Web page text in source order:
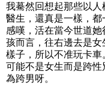
我驀然回想起那些以
醫生，還真是一樣，
感嘆，活在當今世道
孩而言，往右邊去是
樣子，所以不准玩卡
可能不是女生而是跨
為跨男呀。